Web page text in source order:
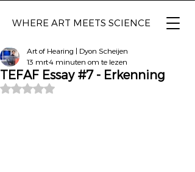
WHERE ART MEETS SCIENCE
TEFAF Essay #7 - Erkenning
Art of Hearing | Dyon Scheijen
13 mrt4 minuten om te lezen
Beoordeeld met NaN uit 5 sterren.